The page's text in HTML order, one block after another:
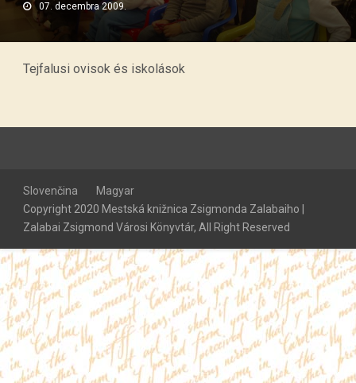
07. decembra 2009.
Tejfalusi ovisok és iskolások
Slovenčina
Magyar
Copyright 2020 Mestská knižnica Zsigmonda Zalabaiho |
Zalabai Zsigmond Városi Könyvtár, All Right Reserved